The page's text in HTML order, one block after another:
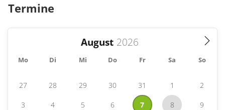
Termine
August
Mo Di Mi Do Fr Sa So
27 28 29 30 31 1 2
3 4 5 6 7 8 9